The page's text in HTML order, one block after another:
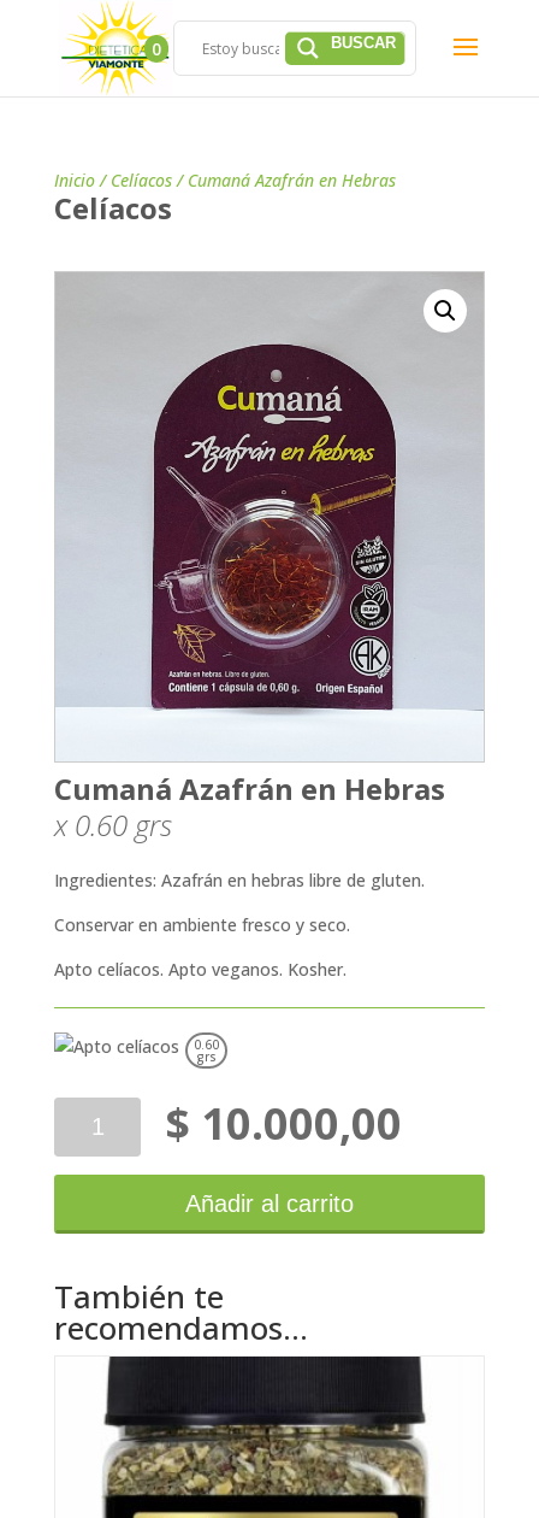
0
Inicio/ Celíacos/ Cumaná Azafrán en Hebras
Celíacos
Cumaná Azafrán en Hebras
x 0.60 grs
Ingredientes: Azafrán en hebras libre de gluten.
Conservar en ambiente fresco y seco.
Apto celíacos. Apto veganos. Kosher.
0.60
grs
$ 10.000,00
Azafrán
Añadir al carrito
También te
recomendamos…